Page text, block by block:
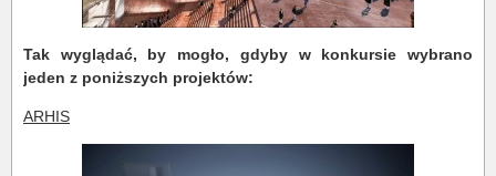
Tak wyglądać, by mogło, gdyby w konkursie wybrano
jeden z poniższych projektów:
ARHIS